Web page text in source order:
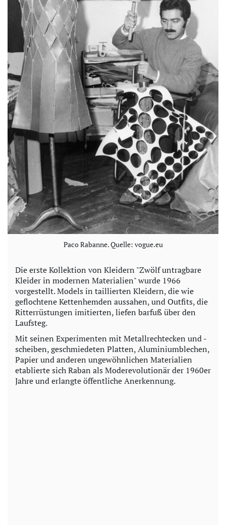
o
Paco Rabanne. Quelle: vogue.eu
Die erste Kollektion von Kleidern "Zwölf untragbare
Kleider in modernen Materialien" wurde 1966
vorgestellt. Models in taillierten Kleidern, die wie
geflochtene Kettenhemden aussahen, und Outfits, die
Ritterrüstungen imitierten, liefen barfuß über den
Laufsteg.
Mit seinen Experimenten mit Metallrechtecken und -
scheiben, geschmiedeten Platten, Aluminiumblechen,
Papier und anderen ungewöhnlichen Materialien
etablierte sich Raban als Moderevolutionär der 1960er
Jahre und erlangte öffentliche Anerkennung.